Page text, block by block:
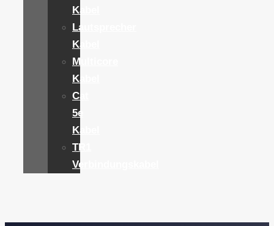
Kabel
Lautsprecher
Kabel
Multicore
Kabel
Cat
5e
Kabel
TR1
Verbindungskabel